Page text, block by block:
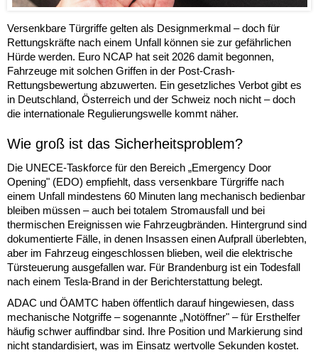
Versenkbare Türgriffe gelten als Designmerkmal – doch für
Rettungskräfte nach einem Unfall können sie zur gefährlichen
Hürde werden. Euro NCAP hat seit 2026 damit begonnen,
Fahrzeuge mit solchen Griffen in der Post-Crash-
Rettungsbewertung abzuwerten. Ein gesetzliches Verbot gibt es
in Deutschland, Österreich und der Schweiz noch nicht – doch
die internationale Regulierungswelle kommt näher.
Wie groß ist das Sicherheitsproblem?
Die UNECE-Taskforce für den Bereich „Emergency Door
Opening" (EDO) empfiehlt, dass versenkbare Türgriffe nach
einem Unfall mindestens 60 Minuten lang mechanisch bedienbar
bleiben müssen – auch bei totalem Stromausfall und bei
thermischen Ereignissen wie Fahrzeugbränden. Hintergrund sind
dokumentierte Fälle, in denen Insassen einen Aufprall überlebten,
aber im Fahrzeug eingeschlossen blieben, weil die elektrische
Türsteuerung ausgefallen war. Für Brandenburg ist ein Todesfall
nach einem Tesla-Brand in der Berichterstattung belegt.
ADAC und ÖAMTC haben öffentlich darauf hingewiesen, dass
mechanische Notgriffe – sogenannte „Notöffner" – für Ersthelfer
häufig schwer auffindbar sind. Ihre Position und Markierung sind
nicht standardisiert, was im Einsatz wertvolle Sekunden kostet.